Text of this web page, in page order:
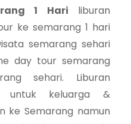
1 Hari liburan
ke semarang 1 hari
semarang sehari
day tour semarang
sehari. Liburan
untuk keluarga &
ke Semarang namun